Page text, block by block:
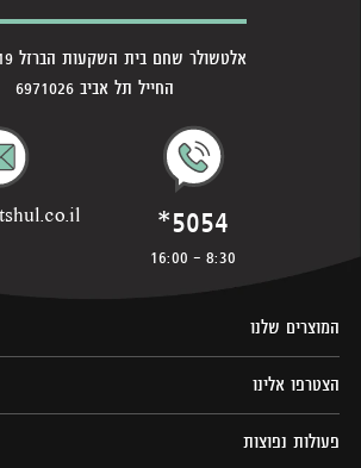
החייל תל אביב 6971026
*5054
8:30 - 16:00
המוצרים שלנו
הצטרפו אלינו
פעולות נפוצות